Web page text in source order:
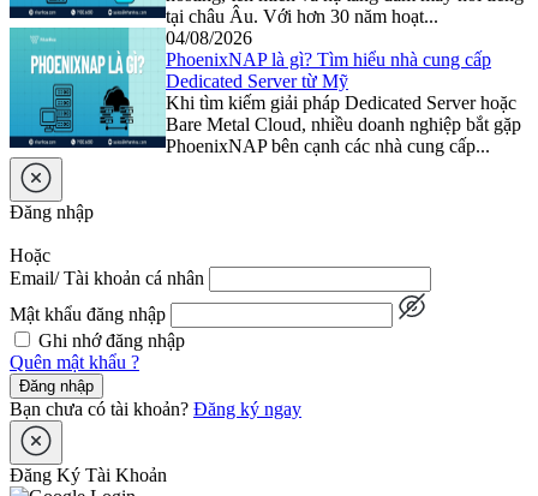
tại châu Âu. Với hơn 30 năm hoạt...
04/08/2026
PhoenixNAP là gì? Tìm hiểu nhà cung cấp
Dedicated Server từ Mỹ
Khi tìm kiếm giải pháp Dedicated Server hoặc
Bare Metal Cloud, nhiều doanh nghiệp bắt gặp
PhoenixNAP bên cạnh các nhà cung cấp...
Đăng nhập
Hoặc
Email/ Tài khoản cá nhân
Mật khẩu đăng nhập
Ghi nhớ đăng nhập
Quên mật khẩu ?
Đăng nhập
Bạn chưa có tài khoản? Đăng ký ngay
Đăng Ký Tài Khoản